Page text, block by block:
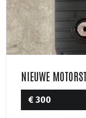
NIEUWE
€ 300